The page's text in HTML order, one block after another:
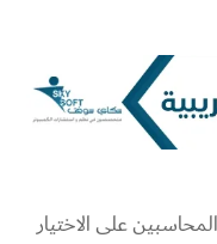
على الاختيار